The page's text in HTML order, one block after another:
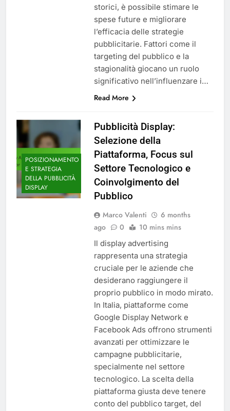
storici, è possibile stimare le
spese future e migliorare
l’efficacia delle strategie
pubblicitarie. Fattori come il
targeting del pubblico e la
stagionalità giocano un ruolo
significativo nell’influenzare i…
Read More
POSIZIONAMENTO
E STRATEGIA
DELLA PUBBLICITÀ
DISPLAY
Pubblicità Display:
Selezione della
Piattaforma, Focus sul
Settore Tecnologico e
Coinvolgimento del
Pubblico
Marco Valenti
6 months
ago
0 10 mins mins
Il display advertising
rappresenta una strategia
cruciale per le aziende che
desiderano raggiungere il
proprio pubblico in modo mirato.
In Italia, piattaforme come
Google Display Network e
Facebook Ads offrono strumenti
avanzati per ottimizzare le
campagne pubblicitarie,
specialmente nel settore
tecnologico. La scelta della
piattaforma giusta deve tenere
conto del pubblico target, del